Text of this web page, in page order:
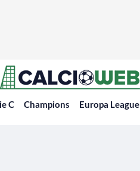
C Champions Europa League